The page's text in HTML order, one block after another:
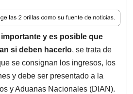
a
i
l
r
e
a
d
s
y es posible que
si deben hacerlo, se trata de
se consignan los ingresos, los
y debe ser presentado a la
y Aduanas Nacionales (DIAN).